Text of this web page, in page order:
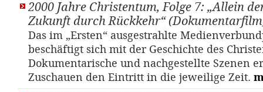
2000 Jahre Christentum, Folge 7: „Allein
Zukunft durch Rückkehr“
Das im „Ersten“ ausgestrahlte
beschäftigt sich mit der Geschichte des
Dokumentarische und nachgestellte Szenen
Zuschauen den Eintritt in die jeweilige Zeit.